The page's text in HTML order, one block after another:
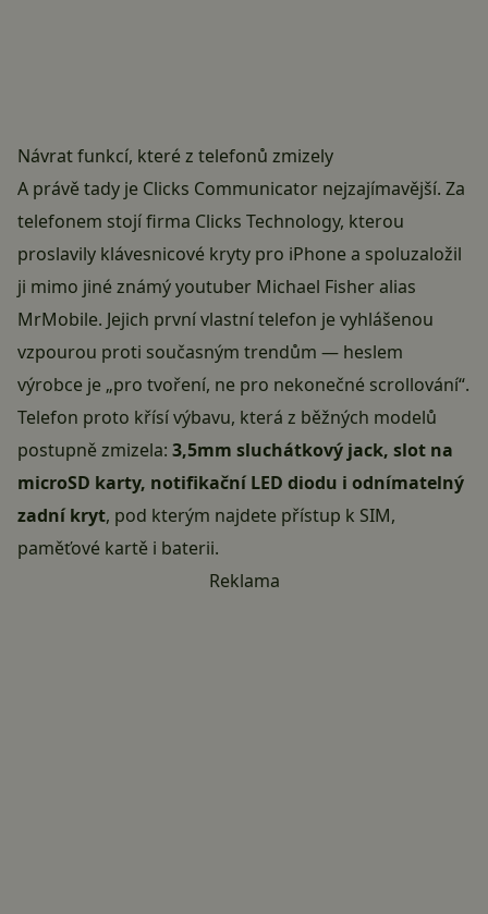
Návrat funkcí, které z telefonů zmizely
A právě tady je Clicks Communicator nejzajímavější. Za
telefonem stojí firma Clicks Technology, kterou
proslavily klávesnicové kryty pro iPhone a spoluzaložil
ji mimo jiné známý youtuber Michael Fisher alias
MrMobile. Jejich první vlastní telefon je vyhlášenou
vzpourou proti současným trendům — heslem
výrobce je „pro tvoření, ne pro nekonečné scrollování“.
Telefon proto křísí výbavu, která z běžných modelů
postupně zmizela: 3,5mm sluchátkový jack, slot na
microSD karty, notifikační LED diodu i odnímatelný
zadní kryt, pod kterým najdete přístup k SIM,
paměťové kartě i baterii.
Reklama